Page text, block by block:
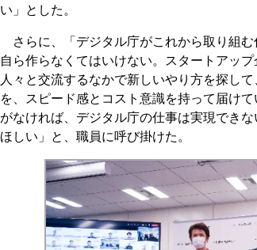
い」とした。
さらに、「デジタル庁がこれから取り組む
自ら作らなくてはいけない。スタートアッ
人々と交流するなかで新しいやり方を探し
を、スピード感とコスト意識を持って届け
がなければ、デジタル庁の仕事は実現でき
ほしい」と、職員に呼び掛けた。